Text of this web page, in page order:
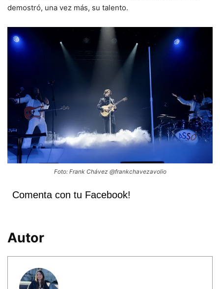
demostró, una vez más, su talento.
Foto: Frank Chávez @frankchavezavolio
Comenta con tu Facebook!
Autor